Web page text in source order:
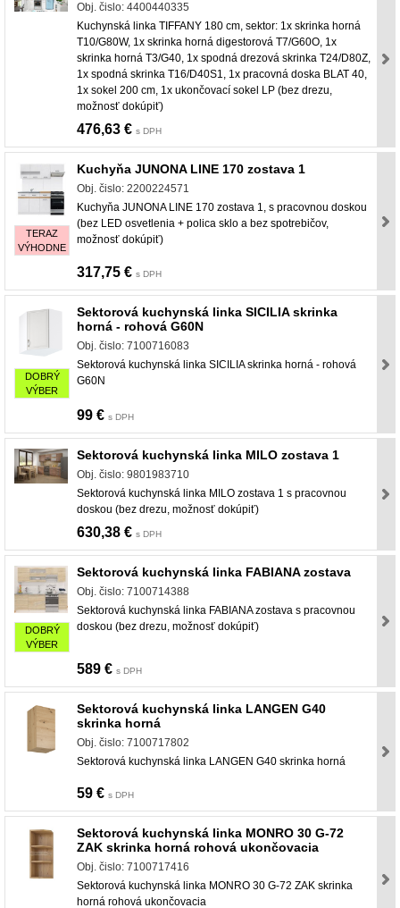
Obj. čislo: 4400440335
Kuchynská linka TIFFANY 180 cm, sektor: 1x skrinka horná
T10/G80W, 1x skrinka horná digestorová T7/G60O, 1x
skrinka horná T3/G40, 1x spodná drezová skrinka T24/D80Z,
1x spodná skrinka T16/D40S1, 1x pracovná doska BLAT 40,
1x sokel 200 cm, 1x ukončovací sokel LP (bez drezu,
možnosť dokúpiť)
476,63 € s DPH
TERAZ
VÝHODNE
Kuchyňa JUNONA LINE 170 zostava 1
Obj. čislo: 2200224571
Kuchyňa JUNONA LINE 170 zostava 1, s pracovnou doskou
(bez LED osvetlenia + polica sklo a bez spotrebičov,
možnosť dokúpiť)
317,75 € s DPH
DOBRÝ
VÝBER
Sektorová kuchynská linka SICILIA skrinka
horná - rohová G60N
Obj. čislo: 7100716083
Sektorová kuchynská linka SICILIA skrinka horná - rohová
G60N
99 € s DPH
Sektorová kuchynská linka MILO zostava 1
Obj. čislo: 9801983710
Sektorová kuchynská linka MILO zostava 1 s pracovnou
doskou (bez drezu, možnosť dokúpiť)
630,38 € s DPH
DOBRÝ
VÝBER
Sektorová kuchynská linka FABIANA zostava
Obj. čislo: 7100714388
Sektorová kuchynská linka FABIANA zostava s pracovnou
doskou (bez drezu, možnosť dokúpiť)
589 € s DPH
Sektorová kuchynská linka LANGEN G40
skrinka horná
Obj. čislo: 7100717802
Sektorová kuchynská linka LANGEN G40 skrinka horná
59 € s DPH
Sektorová kuchynská linka MONRO 30 G-72
ZAK skrinka horná rohová ukončovacia
Obj. čislo: 7100717416
Sektorová kuchynská linka MONRO 30 G-72 ZAK skrinka
horná rohová ukončovacia